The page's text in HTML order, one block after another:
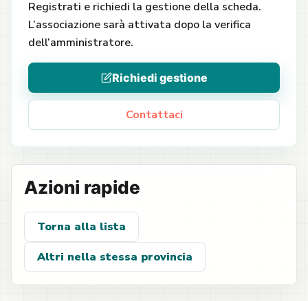
Registrati e richiedi la gestione della scheda.
L’associazione sarà attivata dopo la verifica
dell’amministratore.
Richiedi gestione
Contattaci
Azioni rapide
Torna alla lista
Altri nella stessa provincia